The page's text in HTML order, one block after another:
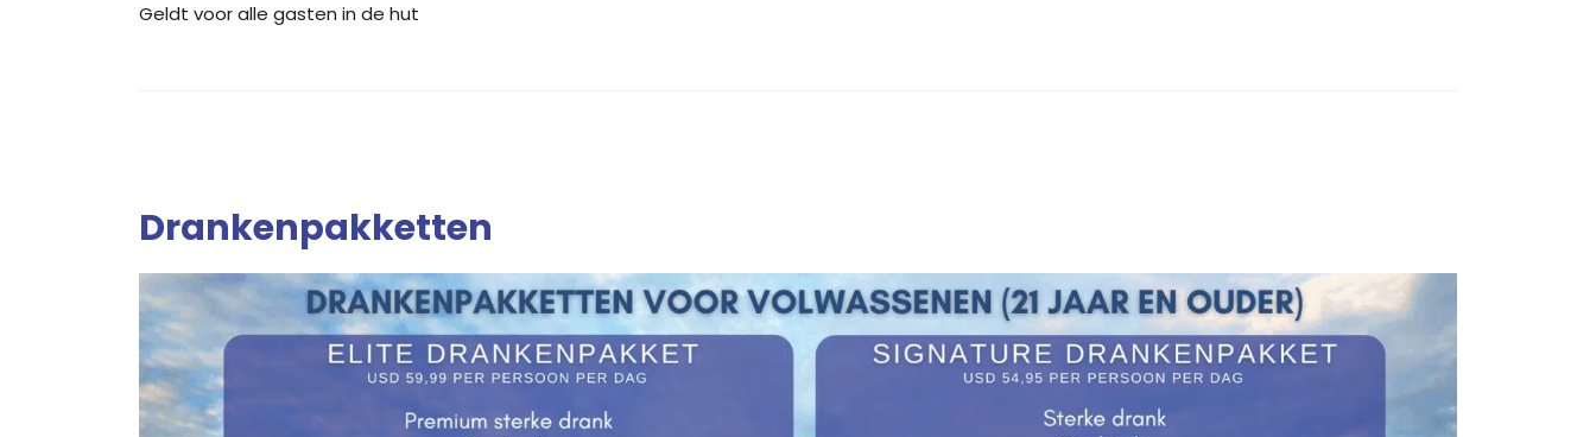
Geldt voor alle gasten in de hut
Drankenpakketten